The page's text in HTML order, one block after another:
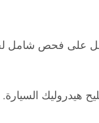
فحص شامل
هيدروليك السيارة.